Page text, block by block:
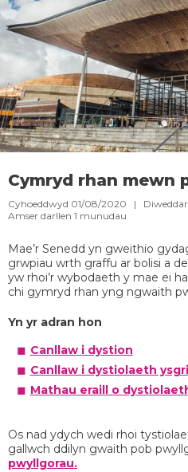
Cymryd rhan mewn
Cyhoeddwyd 01/08/2020 |
Amser darllen 1 munudau
Mae’r Senedd yn gweithio
grwpiau wrth graffu ar bolisi a
yw rhoi’r wybodaeth y mae ei
chi gymryd rhan yng ngwaith
Yn yr adran hon​
Canllaw i dystion
Canllaw i dystiolaeth
Mathau eraill o
Os nad ydych wedi rhoi
gallwch ddilyn gwaith pob
pwyllgorau.